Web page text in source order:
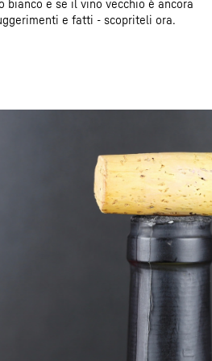
bianco e se il vino vecchio è ancora
e fatti - scopriteli ora.